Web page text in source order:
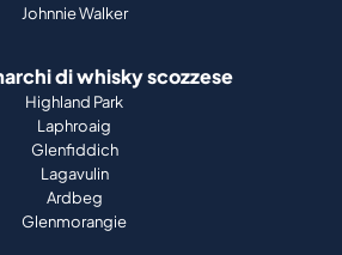
Johnnie Walker
di whisky scozzese
Highland Park
Laphroaig
Glenfiddich
Lagavulin
Ardbeg
Glenmorangie